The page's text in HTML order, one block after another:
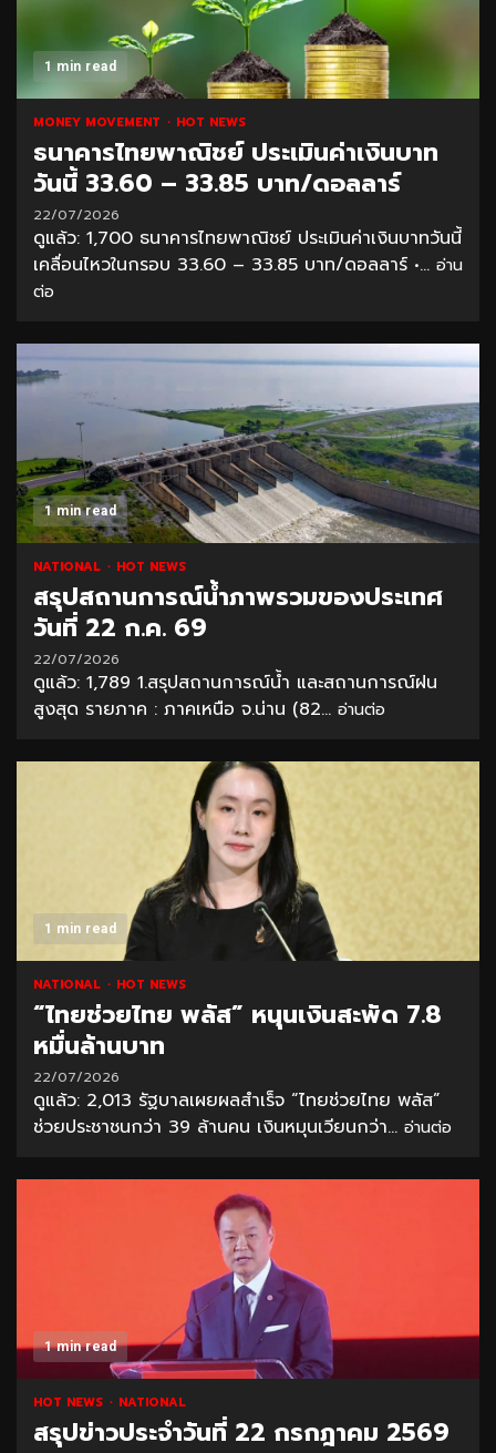
1 min read
MONEY MOVEMENT HOT NEWS
ธนาคารไทยพาณิชย์ ประเมินค่าเงินบาท
วันนี้ 33.60 – 33.85 บาท/ดอลลาร์
22/07/2026
ดูแล้ว: 1,700 ธนาคารไทยพาณิชย์ ประเมินค่าเงินบาทวันนี้
เคลื่อนไหวในกรอบ 33.60 – 33.85 บาท/ดอลลาร์ •... อ่าน
ต่อ
1 min read
NATIONAL HOT NEWS
สรุปสถานการณ์น้ำภาพรวมของประเทศ
วันที่ 22 ก.ค. 69
22/07/2026
ดูแล้ว: 1,789 1.สรุปสถานการณ์น้ำ และสถานการณ์ฝน
สูงสุด รายภาค : ภาคเหนือ จ.น่าน (82... อ่านต่อ
1 min read
NATIONAL HOT NEWS
“ไทยช่วยไทย พลัส” หนุนเงินสะพัด 7.8
หมื่นล้านบาท
22/07/2026
ดูแล้ว: 2,013 รัฐบาลเผยผลสำเร็จ “ไทยช่วยไทย พลัส”
ช่วยประชาชนกว่า 39 ล้านคน เงินหมุนเวียนกว่า... อ่านต่อ
1 min read
HOT NEWS NATIONAL
สรุปข่าวประจำวันที่ 22 กรกฎาคม 2569